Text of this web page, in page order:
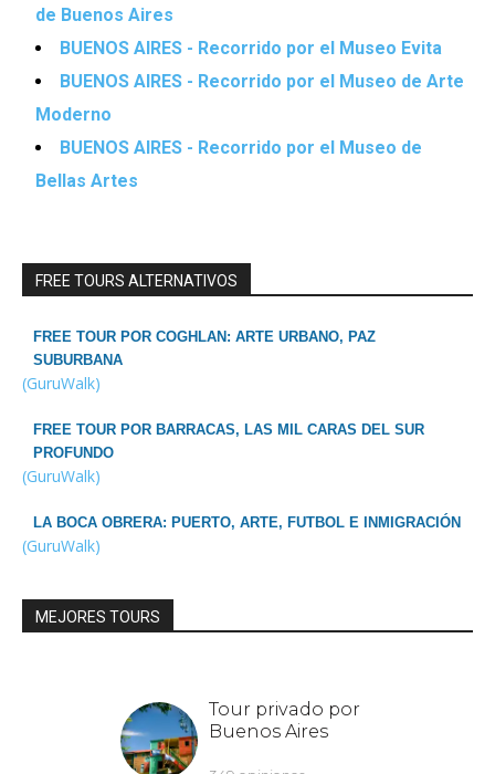
de Buenos Aires
BUENOS AIRES - Recorrido por el Museo Evita
BUENOS AIRES - Recorrido por el Museo de Arte
Moderno
BUENOS AIRES - Recorrido por el Museo de
Bellas Artes
FREE TOURS ALTERNATIVOS
FREE TOUR POR COGHLAN: ARTE URBANO, PAZ
SUBURBANA
(GuruWalk)
FREE TOUR POR BARRACAS, LAS MIL CARAS DEL SUR
PROFUNDO
(GuruWalk)
LA BOCA OBRERA: PUERTO, ARTE, FUTBOL E INMIGRACIÓN
(GuruWalk)
MEJORES TOURS